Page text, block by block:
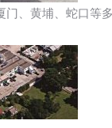
、黄埔、蛇口